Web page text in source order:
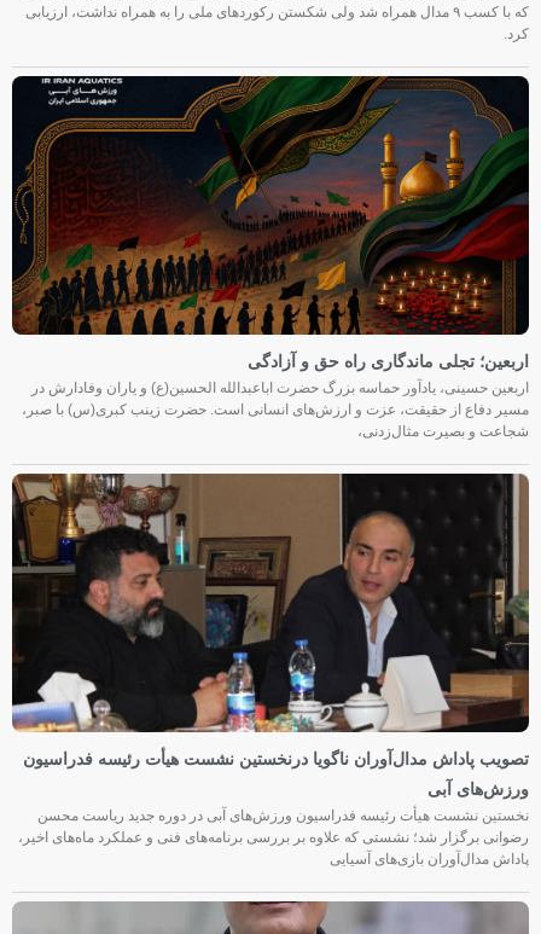
که با کسب ۹ مدال همراه شد ولی شکستن رکوردهای ملی را به همراه نداشت، ارزیابی
کرد.
اربعین؛ تجلی ماندگاری راه حق و آزادگی
اربعین حسینی، یادآور حماسه بزرگ حضرت اباعبدالله الحسین(ع) و یاران وفادارش در
مسیر دفاع از حقیقت، عزت و ارزش‌های انسانی است. حضرت زینب کبری(س) با صبر،
شجاعت و بصیرت مثال‌زدنی،
تصویب پاداش مدال‌آوران ناگویا درنخستین نشست هیأت رئیسه فدراسیون
ورزش‌های آبی
نخستین نشست هیأت رئیسه فدراسیون ورزش‌های آبی در دوره جدید ریاست محسن
رضوانی برگزار شد؛ نشستی که علاوه بر بررسی برنامه‌های فنی و عملکرد ماه‌های اخیر،
پاداش مدال‌آوران بازی‌های آسیایی